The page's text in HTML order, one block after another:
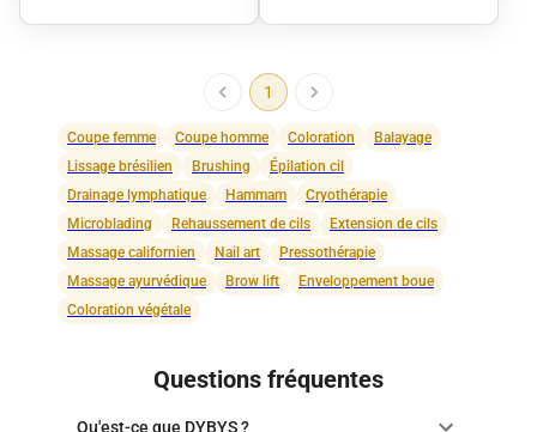
1
Coupe femme Coupe homme Coloration
Balayage
Lissage brésilien
Brushing
Épilation cil
Drainage lymphatique
Hammam
Cryothérapie
Microblading
Rehaussement de cils
Extension de cils
Massage californien
Nail art
Pressothérapie
Massage ayurvédique
Brow lift
Enveloppement boue
Coloration végétale
Questions fréquentes
Qu'est-ce que DYBYS ?